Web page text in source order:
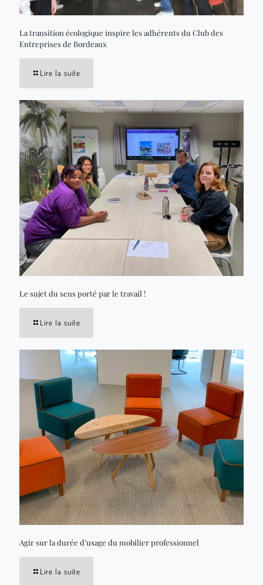
La transition écologique inspire les adhérents du Club des
Entreprises de Bordeaux
Lire la suite
Le sujet du sens porté par le travail !
Lire la suite
Agir sur la durée d’usage du mobilier professionnel
Lire la suite